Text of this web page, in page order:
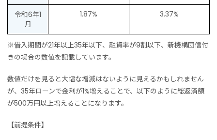
令和6年1
月
1.87% 3.37%
※借入期間が21年以上35年以下、融資率が9割以下、新機構団信付
きの場合の数値を記載しています。
数値だけを見ると大幅な増減はないように見えるかもしれません
が、35年ローンで金利が1%増えることで、以下のように総返済額
が500万円以上増えることになります。
【前提条件】